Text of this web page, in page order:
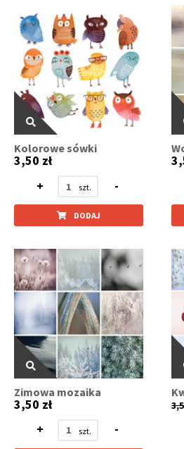
Kolorowe sówki
3,50 zł
+
-
DODAJ
Zimowa mozaika
3,50 zł
+
-